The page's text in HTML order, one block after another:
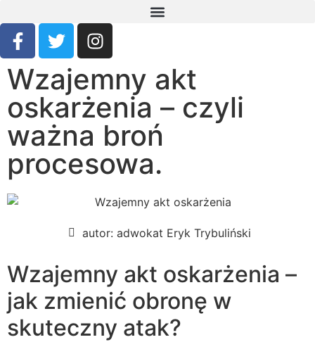
Wzajemny akt
oskarżenia – czyli
ważna broń
procesowa.
autor: adwokat Eryk Trybuliński
Wzajemny akt oskarżenia –
jak zmienić obronę w
skuteczny atak?